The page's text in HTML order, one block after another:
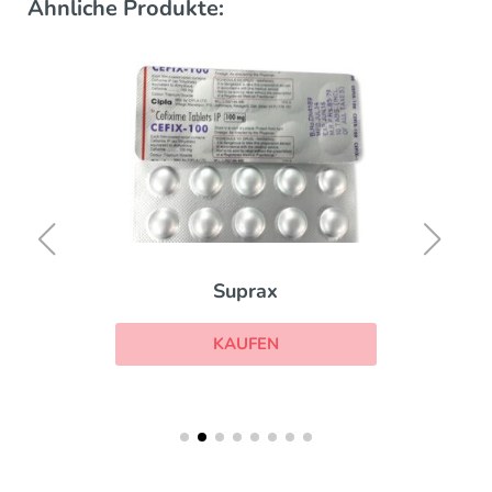
Ähnliche Produkte:
Augmentin
KAUFEN